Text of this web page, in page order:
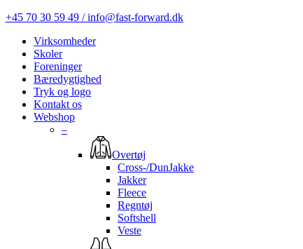
+45 70 30 59 49 / info@fast-forward.dk
Virksomheder
Skoler
Foreninger
Bæredygtighed
Tryk og logo
Kontakt os
Webshop
–
Overtøj
Cross-/DunJakke
Jakker
Fleece
Regntøj
Softshell
Veste